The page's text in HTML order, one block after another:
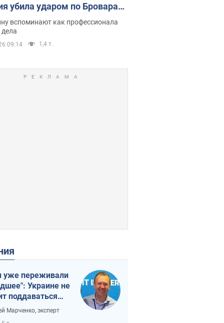
убила ударом по Броварам.
вспоминают как профессионала
дела
09:14 1,4 т.
переживали
Украине не
поддаваться
из-за
Марченко, эксперт